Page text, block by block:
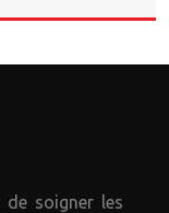
soigner les